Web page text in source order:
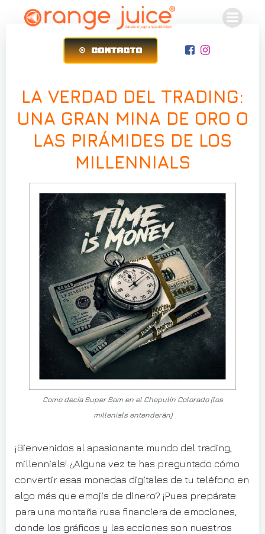
CONTACTO
LA VERDAD DEL TRADING:
UNA GRAN MINA DE ORO O
LAS PIRÁMIDES DE LOS
MILLENNIALS
Como decía Super Sam en el Chapulín Colorado (los
millenials entenderán)
¡Bienvenidos al apasionante mundo del trading,
millennials! ¿Alguna vez te has preguntado cómo
convertir esas monedas digitales de tu teléfono en
algo más que emojis de dinero? ¡Pues prepárate
para una montaña rusa financiera de emociones,
donde los gráficos y las acciones son nuestros